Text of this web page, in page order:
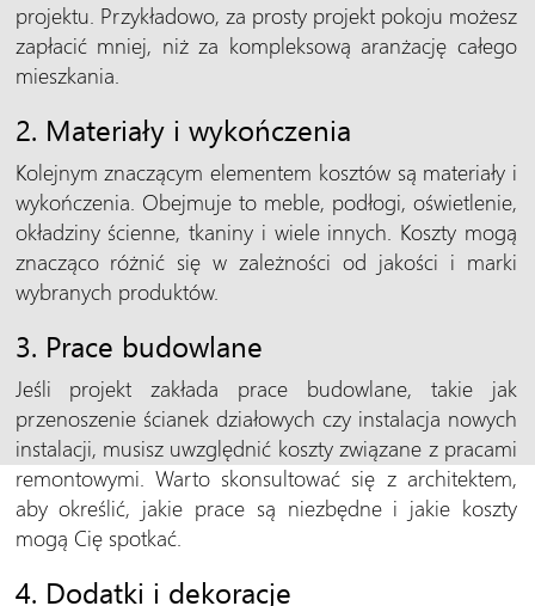
projektu. Przykładowo, za prosty projekt pokoju możesz
zapłacić mniej, niż za kompleksową aranżację całego
mieszkania.
2. Materiały i wykończenia
Kolejnym znaczącym elementem kosztów są materiały i
wykończenia. Obejmuje to meble, podłogi, oświetlenie,
okładziny ścienne, tkaniny i wiele innych. Koszty mogą
znacząco różnić się w zależności od jakości i marki
wybranych produktów.
3. Prace budowlane
Jeśli projekt zakłada prace budowlane, takie jak
przenoszenie ścianek działowych czy instalacja nowych
instalacji, musisz uwzględnić koszty związane z pracami
remontowymi. Warto skonsultować się z architektem,
aby określić, jakie prace są niezbędne i jakie koszty
mogą Cię spotkać.
4. Dodatki i dekoracje